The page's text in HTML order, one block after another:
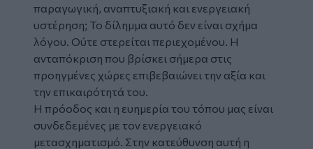
παραγωγική, αναπτυξιακή και ενεργειακή
υστέρηση; Το δίλημμα αυτό δεν είναι σχήμα
λόγου. Ούτε στερείται περιεχομένου. Η
ανταπόκριση που βρίσκει σήμερα στις
προηγμένες χώρες επιβεβαιώνει την αξία και
την επικαιρότητά του.
Η πρόοδος και η ευημερία του τόπου μας είναι
συνδεδεμένες με τον ενεργειακό
μετασχηματισμό. Στην κατεύθυνση αυτή η